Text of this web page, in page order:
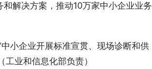
解决方案，推动10万家中小企业业务
小企业开展标准宣贯、现场诊断和供
业和信息化部负责）